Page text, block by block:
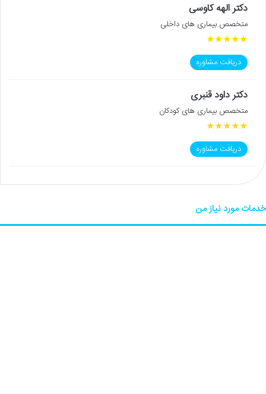
دکتر الهه کاوسی
متخصص بیماری های داخلی
★
★
★
★
★
دریافت مشاوره
دکتر داود قنبری
متخصص بیماری های کودکان
★
★
★
★
★
دریافت مشاوره
خدمات مورد نیاز من